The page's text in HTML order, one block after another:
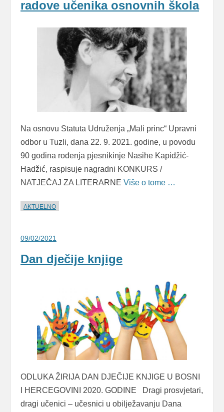
radove učenika osnovnih škola
Na osnovu Statuta Udruženja „Mali princ“ Upravni
odbor u Tuzli, dana 22. 9. 2021. godine, u povodu
90 godina rođenja pjesnikinje Nasihe Kapidžić-
Hadžić, raspisuje nagradni KONKURS /
NATJEČAJ ZA LITERARNE Više o tome …
AKTUELNO
09/02/2021
Dan dječije knjige
ODLUKA ŽIRIJA DAN DJEČIJE KNJIGE U BOSNI
I HERCEGOVINI 2020. GODINE Dragi prosvjetari,
dragi učenici – učesnici u obilježavanju Dana